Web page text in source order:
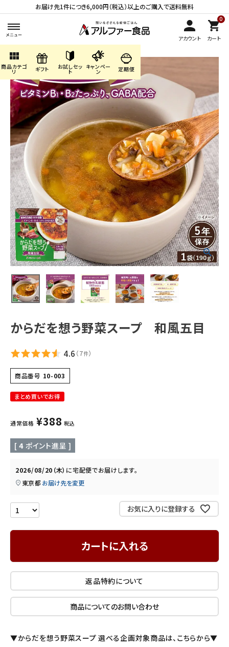
お届け先1件につき6,000円（税込）以上のご購入で送料無料
アカウント
0
カート
view_module
商品カテゴ
リ ギフト お試しセッ
ト
キャンペー
ン 定期便
search
ACCOUNT MENU
ようこそ ゲスト 様
meeting_room ログイン person 会員登録
商品カテゴリから探す
キャンペーン・季節商品・
数量限定から探す
ギフトから探す
定期便から探す
出雲のおもてなしシリーズから探す
長期保存食（非常食）から探す
まごころお赤飯・その他から探す
コンテンツ
お知らせ
読み物
INFORMATION
ご利用ガイド
プライバシーポリシー
からだを想う野菜スープ 和風五目
4.6 （7件）
商品番号 10-003
まとめ買いでお得
通常価格 ¥388 税込
[ 4 ポイント進呈 ]
2026/08/20（木） に宅配便でお届けします。
東京都 お届け先を変更
お気に入りに登録する
カートに入れる
返品特約について
商品についてのお問い合わせ
▼からだを想う野菜スープ 選べる企画対象商品は、こちらから▼